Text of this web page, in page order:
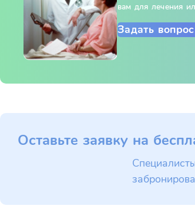
вам для лечения
Задать
Оставьте заявку на